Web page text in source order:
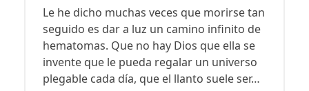
Le he dicho muchas veces que morirse tan
seguido es dar a luz un camino infinito de
hematomas. Que no hay Dios que ella se
invente que le pueda regalar un universo
plegable cada día, que el llanto suele ser…